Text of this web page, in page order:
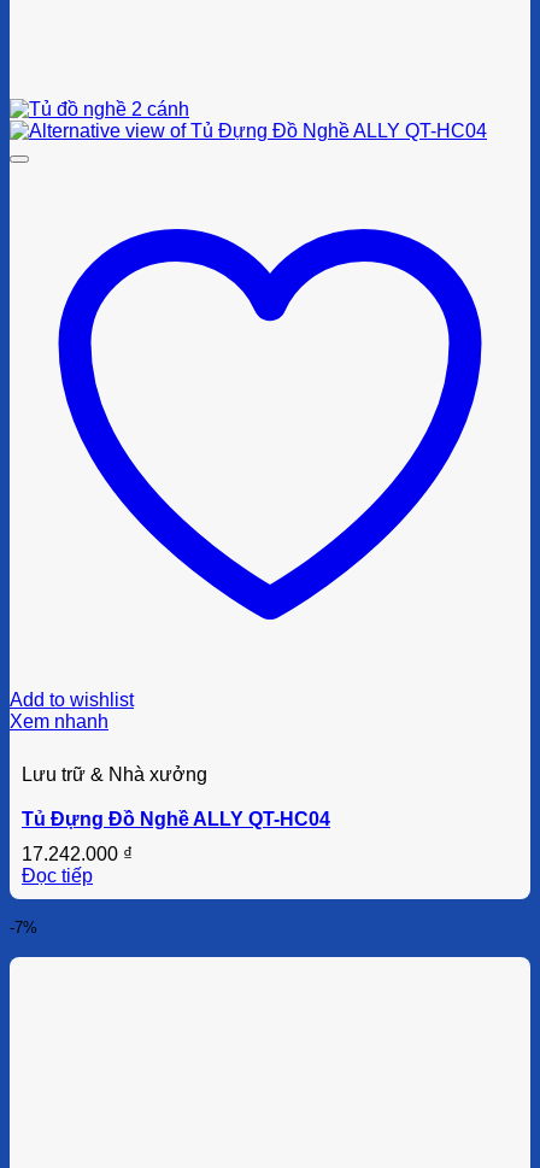
Add to wishlist
Xem nhanh
Lưu trữ & Nhà xưởng
Tủ Đựng Đồ Nghề ALLY QT-HC04
17.242.000 ₫
Đọc tiếp
-7%